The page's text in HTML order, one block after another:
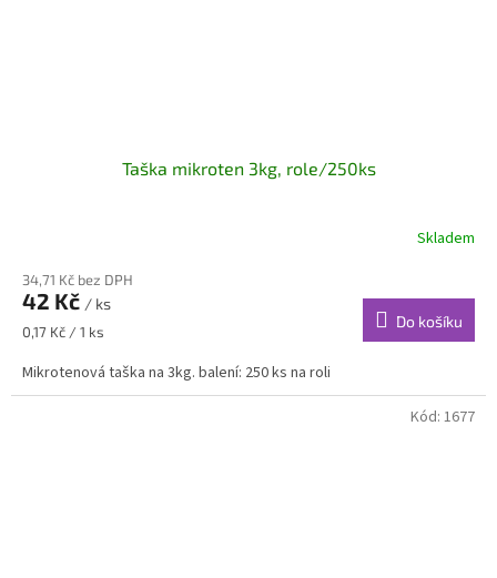
Taška mikroten 3kg, role/250ks
Skladem
34,71 Kč bez DPH
42 Kč / ks
Měrná
0,17 Kč / 1 ks
Do košíku
Mikrotenová taška na 3kg. balení: 250 ks na roli
Kód: 1677